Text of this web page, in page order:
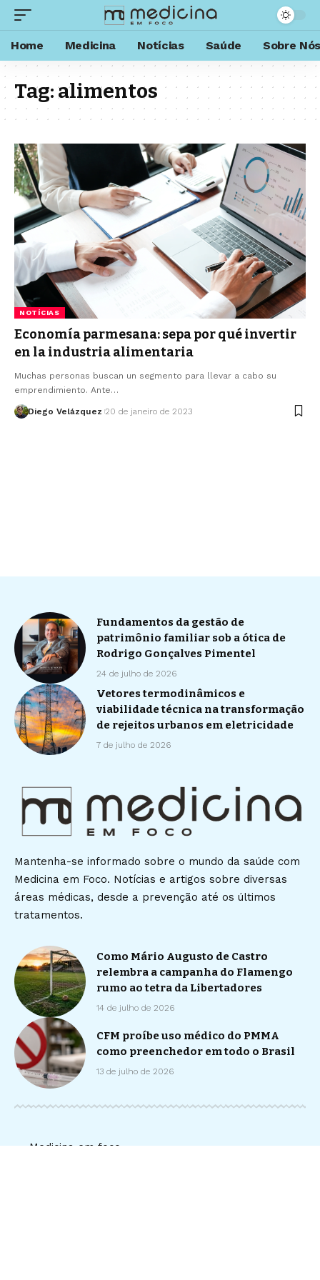
Home Medicina Notícias Saúde Sobre
Tag:alimentos
NOTÍCIAS
Economía parmesana: sepa por qué invertir
en la industria alimentaria
Muchas personas buscan un segmento para llevar a cabo su
emprendimiento. Ante…
Diego Velázquez 20 de janeiro de 2023
Fundamentos da gestão de
patrimônio familiar sob a ótica de
Rodrigo Gonçalves Pimentel
24 de julho de 2026
Vetores termodinâmicos e
viabilidade técnica na transformação
de rejeitos urbanos em eletricidade
7 de julho de 2026
Mantenha-se informado sobre o mundo da saúde com
Medicina em Foco. Notícias e artigos sobre diversas
áreas médicas, desde a prevenção até os últimos
tratamentos.
Como Mário Augusto de Castro
relembra a campanha do Flamengo
rumo ao tetra da Libertadores
14 de julho de 2026
CFM proíbe uso médico do PMMA
como preenchedor em todo o Brasil
13 de julho de 2026
Medicina em foco –